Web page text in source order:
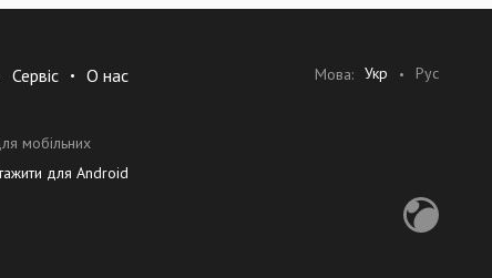
Сервіс О нас
мобільних
для Android
Мова: Укр Рус